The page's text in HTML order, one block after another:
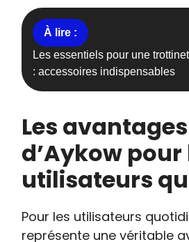
Les essentiels pour une
: accessoires indispensables
Les avantages
d’Aykow pour
utilisateurs
Pour les utilisateurs
représente une véritable